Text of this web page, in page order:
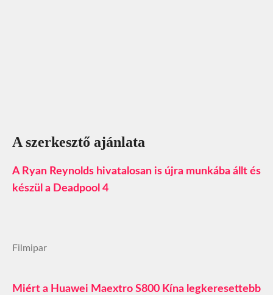
A szerkesztő ajánlata
A Ryan Reynolds hivatalosan is újra munkába állt és
készül a Deadpool 4
Filmipar
Miért a Huawei Maextro S800 Kína legkeresettebb